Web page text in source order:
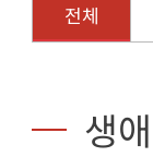
전체
생애